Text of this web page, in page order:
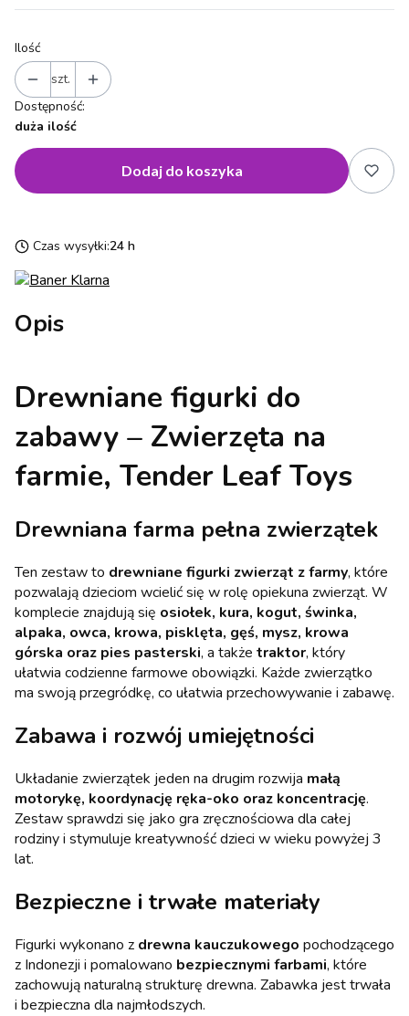
Ilość
szt.
Dostępność:
duża ilość
Dodaj do koszyka
Czas wysyłki:24 h
Opis
Drewniane figurki do
zabawy – Zwierzęta na
farmie, Tender Leaf Toys
Drewniana farma pełna zwierzątek
Ten zestaw to drewniane figurki zwierząt z farmy, które
pozwalają dzieciom wcielić się w rolę opiekuna zwierząt. W
komplecie znajdują się osiołek, kura, kogut, świnka,
alpaka, owca, krowa, pisklęta, gęś, mysz, krowa
górska oraz pies pasterski, a także traktor, który
ułatwia codzienne farmowe obowiązki. Każde zwierzątko
ma swoją przegródkę, co ułatwia przechowywanie i zabawę.
Zabawa i rozwój umiejętności
Układanie zwierzątek jeden na drugim rozwija małą
motorykę, koordynację ręka-oko oraz koncentrację.
Zestaw sprawdzi się jako gra zręcznościowa dla całej
rodziny i stymuluje kreatywność dzieci w wieku powyżej 3
lat.
Bezpieczne i trwałe materiały
Figurki wykonano z drewna kauczukowego pochodzącego
z Indonezji i pomalowano bezpiecznymi farbami, które
zachowują naturalną strukturę drewna. Zabawka jest trwała
i bezpieczna dla najmłodszych.